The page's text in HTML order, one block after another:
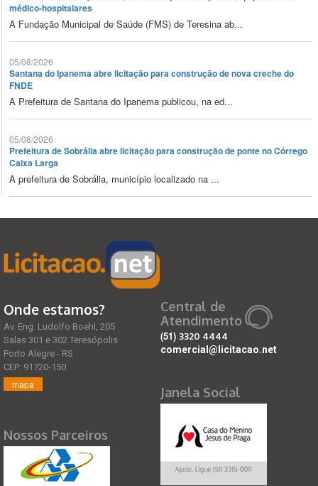
médico-hospitalares
A Fundação Municipal de Saúde (FMS) de Teresina ab...
05/08/2026
Santana do Ipanema abre licitação para construção de nova creche do
FNDE
A Prefeitura de Santana do Ipanema publicou, na ed...
05/08/2026
Prefeitura de Sobrália abre licitação para construção de ponte no Córrego
Caixa Larga
A prefeitura de Sobrália, município localizado na ...
Onde estamos?
Av. Eng. Ludolfo Boehl, 205
Salas 301 e 302 Teresópolis
Porto Alegre - RS
CEP: 91720-150
mapa
Nossos Parceiros
Central de
Atendimento
(51) 3320 4444
comercial@licitacao.net
Janela Social